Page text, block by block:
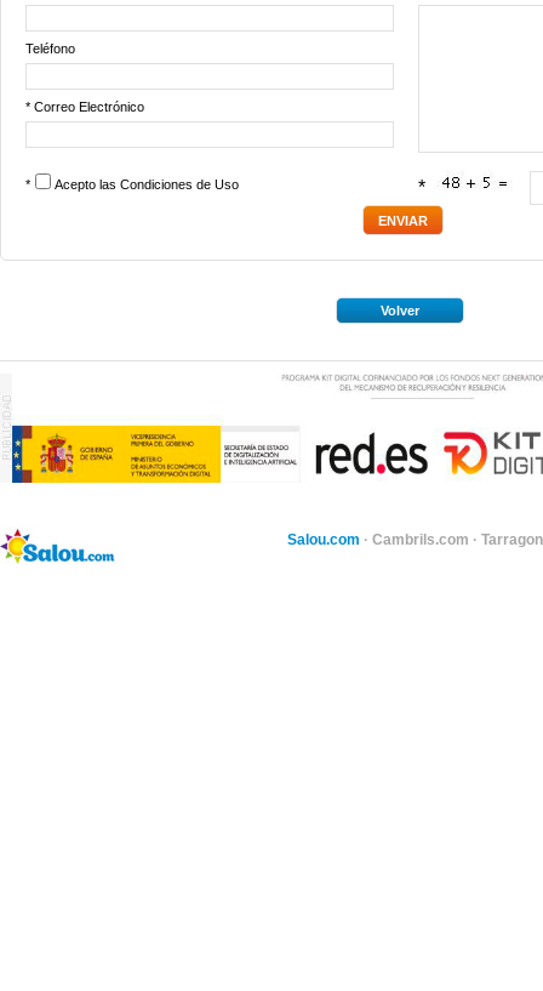
Teléfono
* Correo Electrónico
* Acepto las Condiciones de Uso *
Volver
Salou.com · Cambrils.com ·